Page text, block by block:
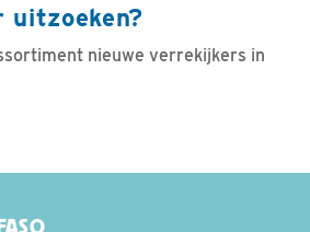
uitzoeken?
nieuwe verrekijkers in